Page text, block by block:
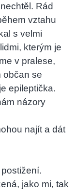
Rád
vztahu
s velmi
kterým je
v pralese,
občan se
epileptička.
názory
najít a dát
jako mi, tak